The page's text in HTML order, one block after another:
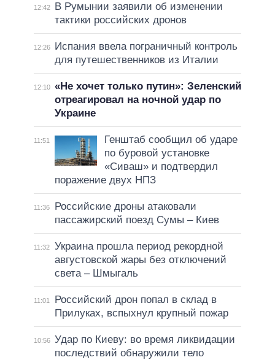
12:42
В Румынии заявили об изменении
тактики российских дронов
12:26
Испания ввела пограничный контроль
для путешественников из Италии
12:10 «Не хочет только путин»: Зеленский
отреагировал на ночной удар по
Украине
11:51
Генштаб сообщил об ударе
по буровой установке
«Сиваш» и подтвердил
поражение двух НПЗ
11:36
Российские дроны атаковали
пассажирский поезд Сумы – Киев
11:32
Украина прошла период рекордной
августовской жары без отключений
света – Шмыгаль
11:01
Российский дрон попал в склад в
Прилуках, вспыхнул крупный пожар
10:56 Удар по Киеву: во время ликвидации
последствий обнаружили тело